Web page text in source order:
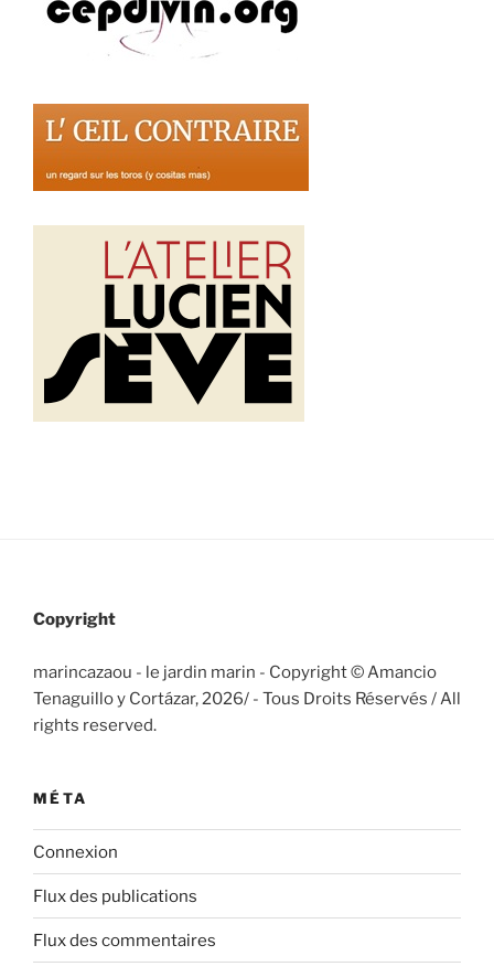
Copyright
marincazaou - le jardin marin - Copyright © Amancio
Tenaguillo y Cortázar, 2026/ - Tous Droits Réservés / All
rights reserved.
MÉTA
Connexion
Flux des publications
Flux des commentaires